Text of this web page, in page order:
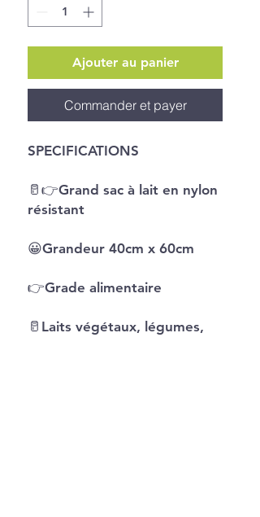
Ajouter au panier
Commander et payer
SPECIFICATIONS
🥛👉Grand sac à lait en nylon
résistant
😀Grandeur 40cm x 60cm
👉Grade alimentaire
🥛Laits végétaux, légumes,